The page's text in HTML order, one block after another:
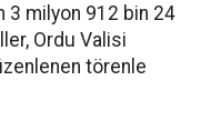
milyon 912 bin 24
Ordu Valisi
törenle